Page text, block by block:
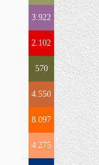
3.922
2.102
570
4.550
8.097
4.275